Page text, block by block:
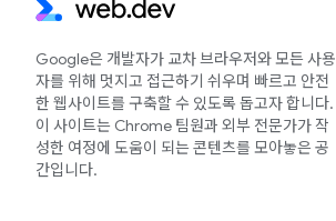
Google은 개발자가 교차 브라우저와 모든 사용
자를 위해 멋지고 접근하기 쉬우며 빠르고 안전
한 웹사이트를 구축할 수 있도록 돕고자 합니다.
이 사이트는 Chrome 팀원과 외부 전문가가 작
성한 여정에 도움이 되는 콘텐츠를 모아놓은 공
간입니다.